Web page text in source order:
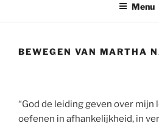
Menu
BEWEGEN VAN MARTHA
“God de leiding geven over mijn
oefenen in afhankelijkheid, in